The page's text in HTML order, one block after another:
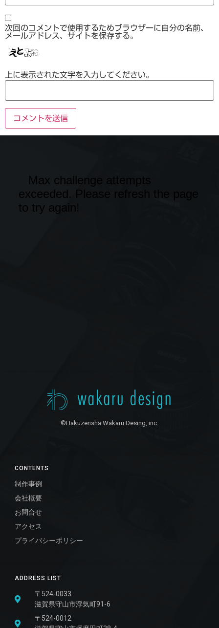
次回のコメントで使用するためブラウザーに自分の名前、
メールアドレス、サイトを保存する。
上に表示された文字を入力してください。
ADDRESS LIST
〒524-0033
滋賀県守山市浮気町91-6
〒524-0012
CONTENTS
制作事例
会社概要
お問合せ
アクセス
プライバシーポリシー
©Hakuzensha Wakaru Desing, inc.